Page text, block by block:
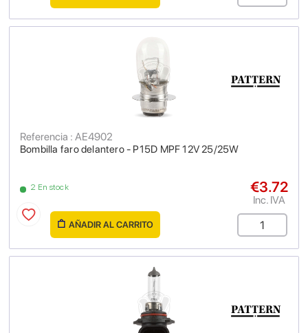
Bombilla faro delantero - P15D MPF 12V 25/25W
Referencia : AE4902
2 En stock €3.72
Inc. IVA
AÑADIR AL CARRITO